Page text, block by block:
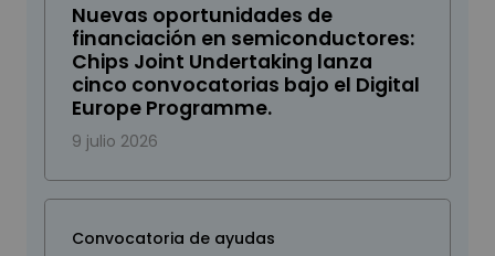
Nuevas oportunidades de
financiación en semiconductores:
Chips Joint Undertaking lanza
cinco convocatorias bajo el Digital
Europe Programme.
9 julio 2026
Convocatoria de ayudas